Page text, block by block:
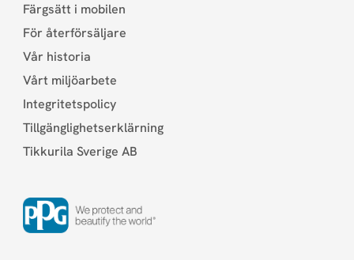
Färgsätt i mobilen
För återförsäljare
Vår historia
Vårt miljöarbete
Integritetspolicy
Tillgänglighetserklärning
Tikkurila Sverige AB